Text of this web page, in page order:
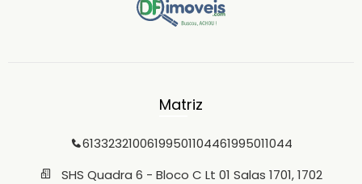
Matriz
61332321006199501104461995011044
SHS Quadra 6 - Bloco C Lt 01 Salas 1701, 1702